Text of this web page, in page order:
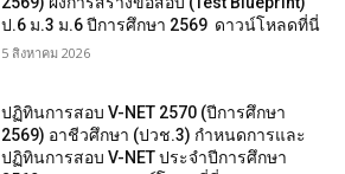
ป.6 ม.3 ม.6 ปีการศึกษา 2569 ดาวน์โหลดที่นี่
5 สิงหาคม 2026
ปฏิทินการสอบ V-NET 2570 (ปีการศึกษา
2569) อาชีวศึกษา (ปวช.3) กำหนดการและ
ปฏิทินการสอบ V-NET ประจำปีการศึกษา